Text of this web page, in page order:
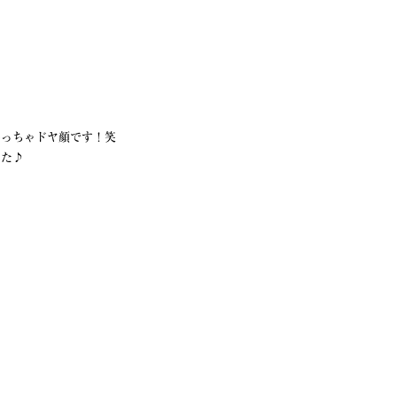
ちゃドヤ顔です！笑
た♪